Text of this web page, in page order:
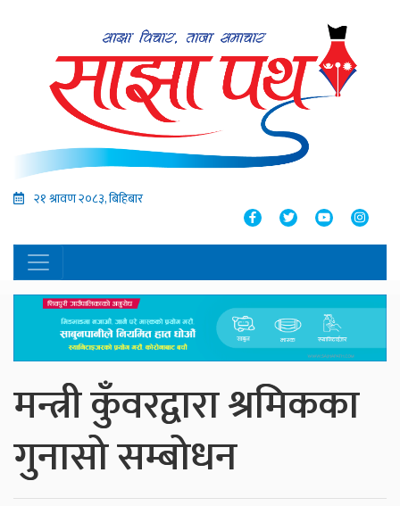
२१ श्रावण २०८३, बिहिबार
मन्त्री कुँवरद्वारा श्रमिकका
गुनासो सम्बोधन